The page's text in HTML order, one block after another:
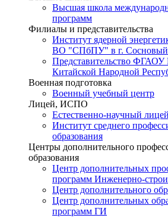
Высшая школа
программ
Филиалы и представительства
Институт ядерной
ВО "СПбПУ" в г. Сосновый
Представительство
Китайской Народной
Военная подготовка
Военный учебный центр
Лицей, ИСПО
Естественно-научный лицей
Институт среднего
образования
Центры дополнительного
образования
Центр дополнительных
программ Инженерно-
Центр дополнительного
Центр дополнительных
программ ГИ